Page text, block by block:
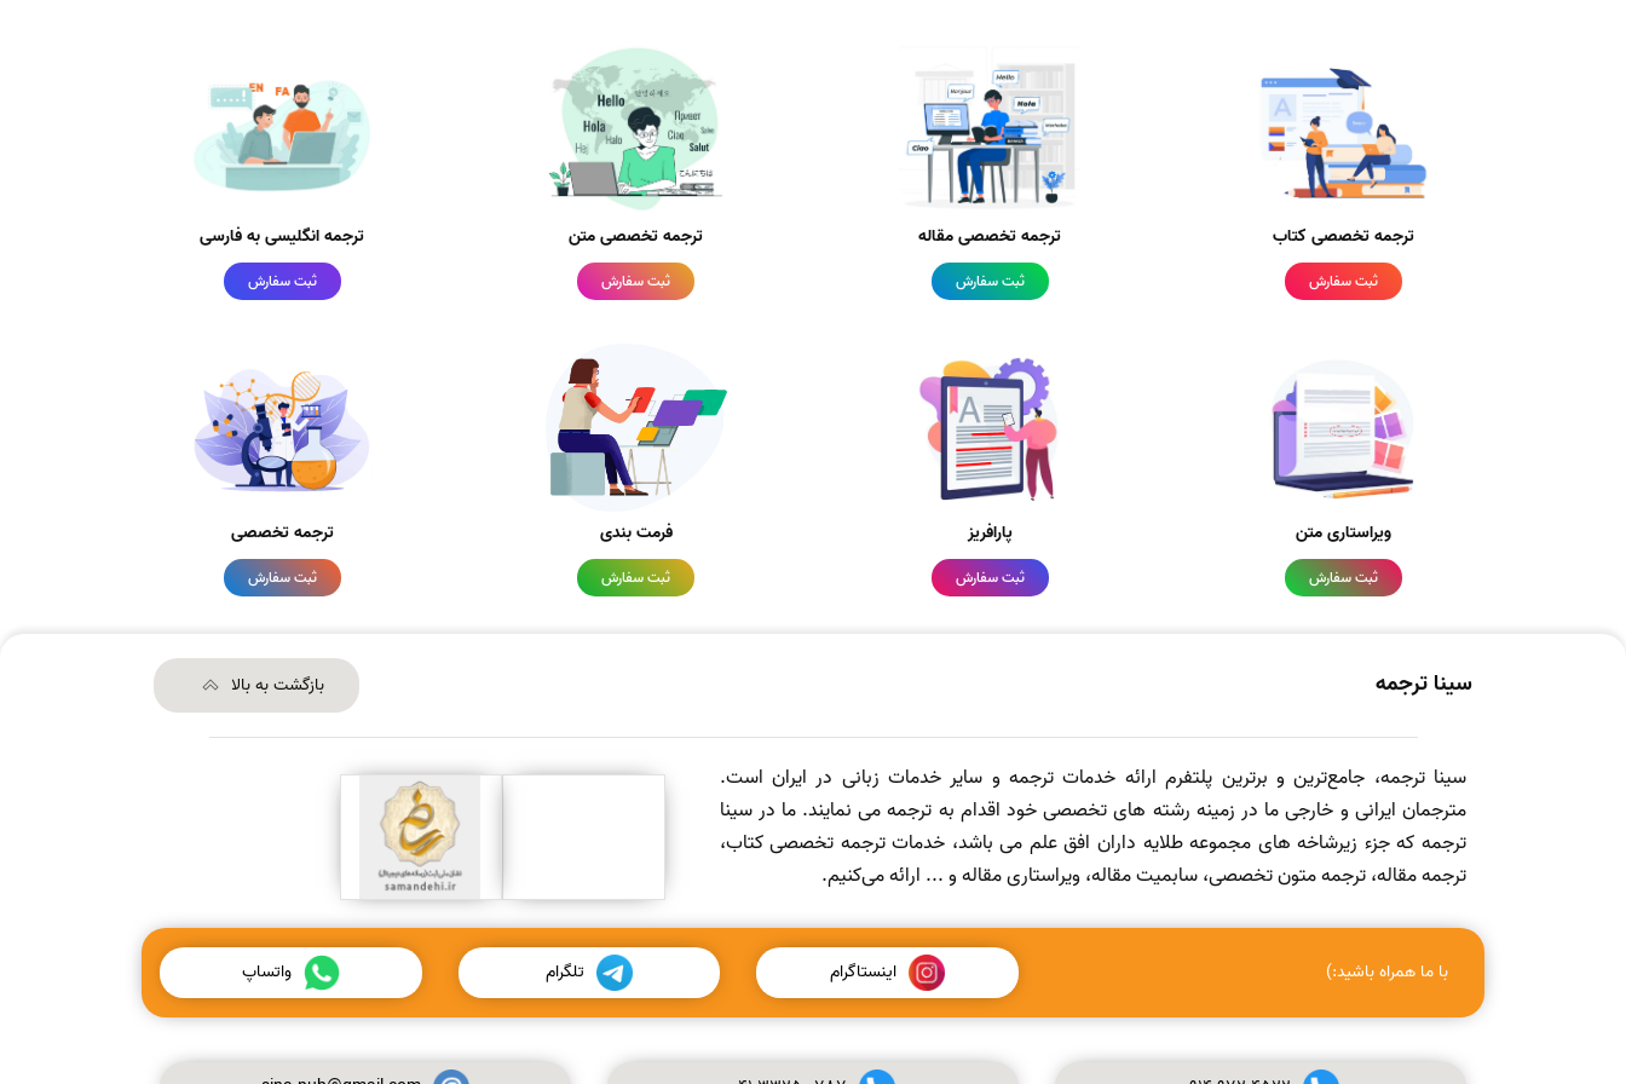
ترجمه تخصصی کتاب
ثبت سفارش
ترجمه تخصصی مقاله
ثبت سفارش
ترجمه تخصصی متن
ثبت سفارش
ترجمه انگلیسی به فارسی
ثبت سفارش
ویراستاری متن
ثبت سفارش
پارافریز
ثبت سفارش
فرمت بندی
ثبت سفارش
ترجمه تخصصی
ثبت سفارش
سینا ترجمه بازگشت به بالا
سینا ترجمه، جامع‌ترین و برترین پلتفرم ارائه خدمات ترجمه و سایر خدمات زبانی در ایران است.
مترجمان ایرانی و خارجی ما در زمینه رشته های تخصصی خود اقدام به ترجمه می نمایند. ما در سینا
ترجمه که جزء زیرشاخه های مجموعه طلایه داران افق علم می باشد، خدمات ترجمه تخصصی کتاب،
ترجمه مقاله، ترجمه متون تخصصی، سابمیت مقاله، ویراستاری مقاله و ... ارائه می‌کنیم.
با ما همراه باشید:) اینستاگرام تلگرام واتساپ